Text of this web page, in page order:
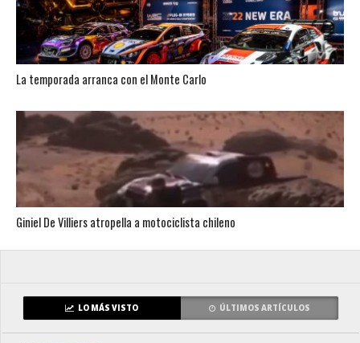
La temporada arranca con el Monte Carlo
Giniel De Villiers atropella a motociclista chileno
LO MÁS VISTO ÚLTIMOS ARTÍCULOS